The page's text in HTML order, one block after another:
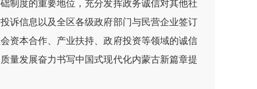
制度的重要地位，充分发挥政务诚信对其他社
诉信息以及全区各级政府部门与民营企业签订
资本合作、产业扶持、政府投资等领域的诚信
量发展奋力书写中国式现代化内蒙古新篇章提